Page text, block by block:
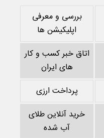
بررسی و معرفی
اپلیکیشن ها
اتاق خبر کسب و کار
های ایران
پرداخت ارزی
خرید آنلاین طلای
آب شده